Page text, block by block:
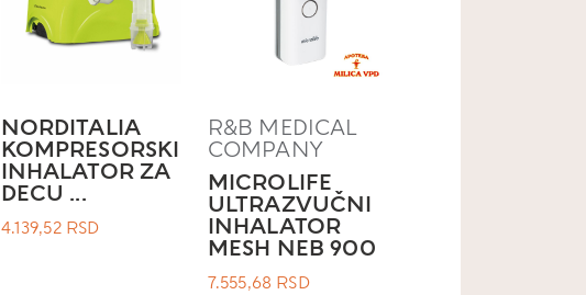
NORDITALIA
KOMPRESORSKI
INHALATOR ZA
DECU ...
4.139,52 RSD
R&B MEDICAL
COMPANY
MICROLIFE
ULTRAZVUČNI
INHALATOR
MESH NEB 900
7.555,68 RSD